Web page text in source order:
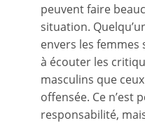
peuvent faire
situation.
envers les
à écouter les
masculins que
offensée. Ce n’est
responsabilité,